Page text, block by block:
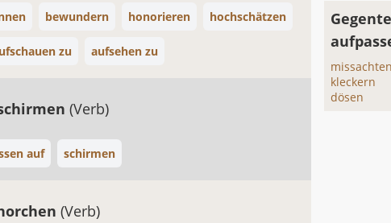
bewundern honorieren hochschätzen
zu aufsehen zu
(Verb)
auf schirmen
(Verb)
kleckern
dösen